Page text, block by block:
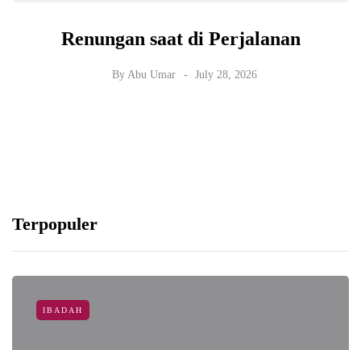
Renungan saat di Perjalanan
By Abu Umar July 28, 2026
Terpopuler
IBADAH